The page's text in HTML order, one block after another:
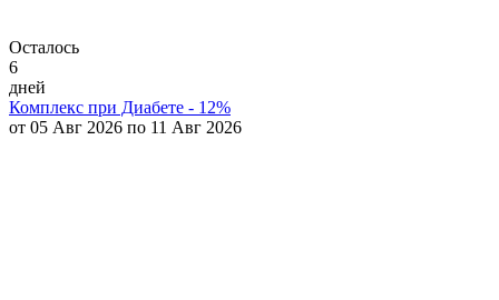
Осталось
6
дней
Комплекс при Диабете - 12%
от 05 Авг 2026 по 11 Авг 2026